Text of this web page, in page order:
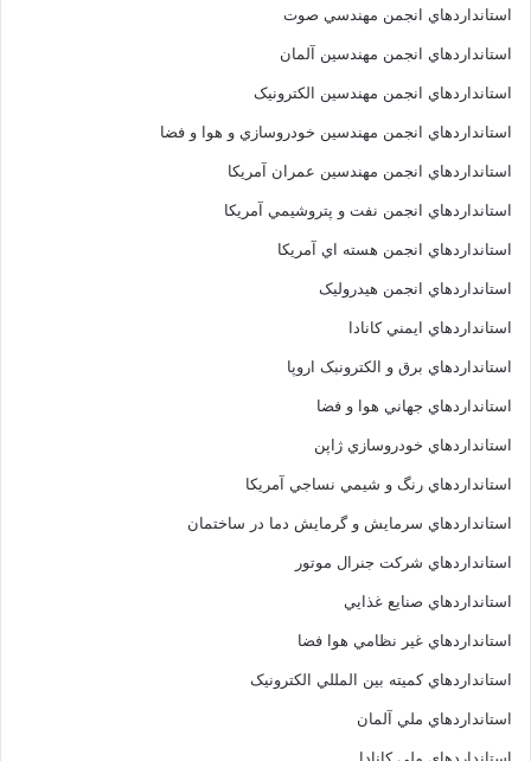
استانداردهاي انجمن مهندسي صوت
استانداردهاي انجمن مهندسين آلمان
استانداردهاي انجمن مهندسين الکترونيک
استانداردهاي انجمن مهندسين خودروسازي و هوا و فضا
استانداردهاي انجمن مهندسين عمران آمريکا
استانداردهاي انجمن نفت و پتروشيمي آمريکا
استانداردهاي انجمن هسته اي آمريکا
استانداردهاي انجمن هيدروليک
استانداردهاي ايمني کانادا
استانداردهاي برق و الکترونبک اروپا
استانداردهاي جهاني هوا و فضا
استانداردهاي خودروسازي ژاپن
استانداردهاي رنگ و شيمي نساجي آمريکا
استانداردهاي سرمايش و گرمايش دما در ساختمان
استانداردهاي شرکت جنرال موتور
استانداردهاي صنايع غذايي
استانداردهاي غير نظامي هوا فضا
استانداردهاي کميته بين المللي الکترونيک
استانداردهاي ملي آلمان